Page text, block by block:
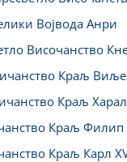
Војвода Анри
Височанство
Краљ
Краљ
Краљ Филип
Краљ Карл